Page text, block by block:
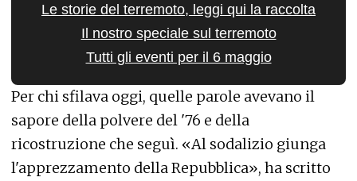
Le storie del terremoto, leggi qui la raccolta
Il nostro speciale sul terremoto
Tutti gli eventi per il 6 maggio
Per chi sfilava oggi, quelle parole avevano il
sapore della polvere del '76 e della
ricostruzione che seguì. «Al sodalizio giunga
l'apprezzamento della Repubblica», ha scritto